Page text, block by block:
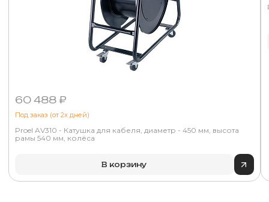
60 488 ₽
Под заказ (от 2х дней)
Proel AV310 - Катушка для кабеля, диаметр - 450 мм, высота
рамы 540 мм, колёса
В корзину